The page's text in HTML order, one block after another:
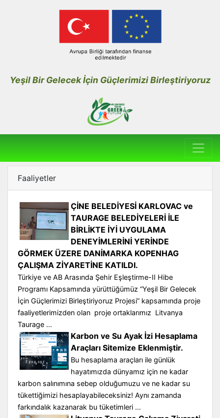
Yeşil Bir Gelecek İçin Güçlerimizi Birleştiriyoruz
Faaliyetler
ÇİNE BELEDİYESİ KARLOVAC ve
TAURAGE BELEDİYELERİ İLE
BİRLİKTE İYİ UYGULAMA
DENEYİMLERİNİ YERİNDE
GÖRMEK ÜZERE DANİMARKA KOPENHAG
ÇALIŞMA ZİYARETİNE KATILDI.
Türkiye ve AB Arasında Şehir Eşleştirme-II Hibe
Programı Kapsamında yürüttüğümüz “Yeşil Bir Gelecek
İçin Güçlerimizi Birleştiriyoruz Projesi” kapsamında proje
faaliyetlerimizden olan proje ortaklarımız Litvanya
Taurage ...
Karbon ve Su Ayak İzi Hesaplama
Araçları Sitemize Eklenmiştir.
Bu hesaplama araçları ile günlük
hayatımızda dünyamız için ne kadar
karbon salınımına sebep olduğumuzu ve ne kadar su
tükettiğimizi hesaplayabileceksiniz! Aynı zamanda
farkındalık kazanarak bu tüketimleri ...